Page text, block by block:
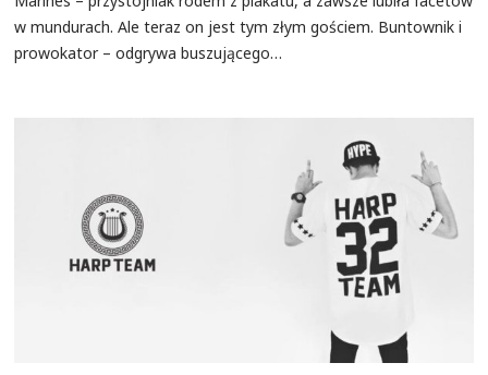
w mundurach. Ale teraz on jest tym złym gościem. Buntownik i
prowokator – odgrywa buszującego…